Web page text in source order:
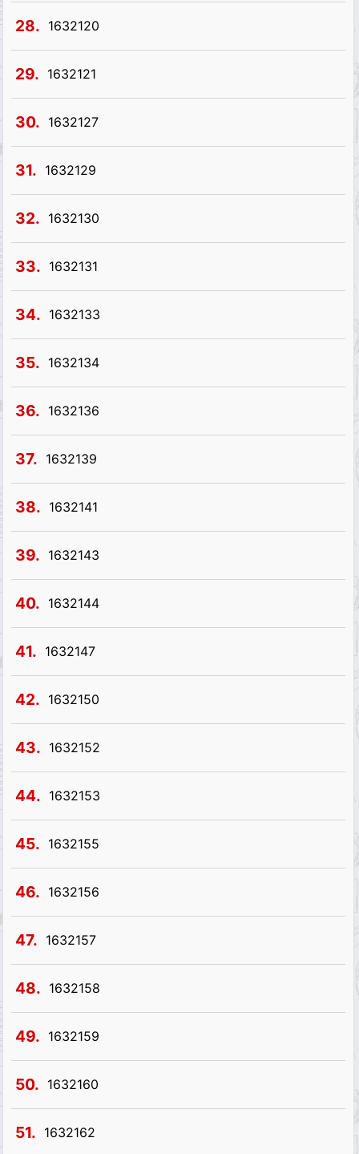
28. 1632120
29. 1632121
30. 1632127
31. 1632129
32. 1632130
33. 1632131
34. 1632133
35. 1632134
36. 1632136
37. 1632139
38. 1632141
39. 1632143
40. 1632144
41. 1632147
42. 1632150
43. 1632152
44. 1632153
45. 1632155
46. 1632156
47. 1632157
48. 1632158
49. 1632159
50. 1632160
51. 1632162